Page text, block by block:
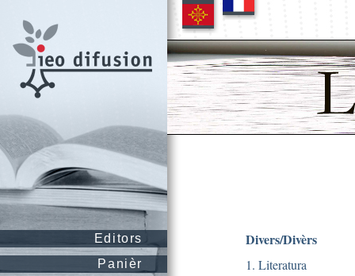
Editors
Panièr
Divers/Divèrs
1. Literatura